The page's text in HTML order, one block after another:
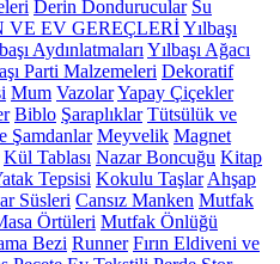
Derin Dondurucular Su
VE EV GEREÇLERİYılbaşı
Aydınlatmaları Yılbaşı Ağacı
Parti Malzemeleri Dekoratif
Mum VazolarYapay Çiçekler
Biblo Şaraplıklar Tütsülük ve
Şamdanlar Meyvelik Magnet
Kül Tablası Nazar Boncuğu Kitap
Tepsisi Kokulu Taşlar Ahşap
Süsleri Cansız Manken Mutfak
Örtüleri Mutfak Önlüğü
Bezi Runner Fırın Eldiveni ve